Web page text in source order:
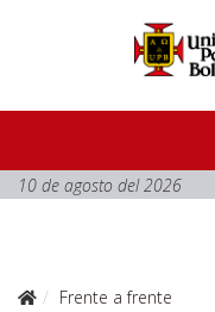
10 de agosto del 2026
Frente a frente